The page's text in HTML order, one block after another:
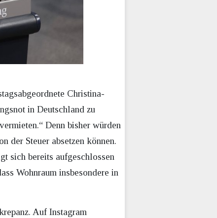
Christina-
in Deutschland zu
Denn bisher würden
der Steuer absetzen können.
sich bereits aufgeschlossen
Wohnraum insbesondere in
Auf Instagram